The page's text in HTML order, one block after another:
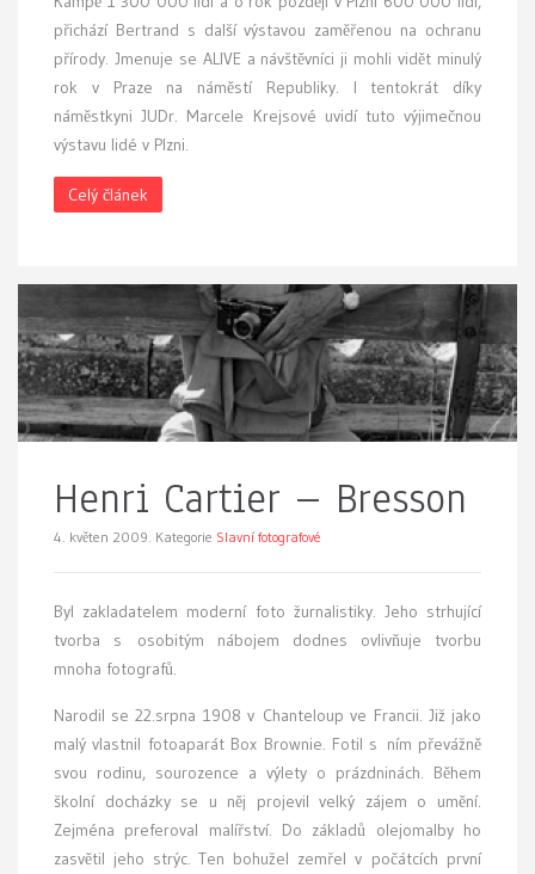
přichází Bertrand s další výstavou zaměřenou na ochranu
přírody. Jmenuje se ALIVE a návštěvníci ji mohli vidět minulý
rok v Praze na náměstí Republiky. I tentokrát díky
náměstkyni JUDr. Marcele Krejsové uvidí tuto výjimečnou
výstavu lidé v Plzni.
Celý článek
Henri Cartier – Bresson
4. květen 2009. Kategorie Slavní fotografové
Byl zakladatelem moderní foto žurnalistiky. Jeho strhující
tvorba s osobitým nábojem dodnes ovlivňuje tvorbu
mnoha fotografů.
Narodil se 22.srpna 1908 v Chanteloup ve Francii. Již jako
malý vlastnil fotoaparát Box Brownie. Fotil s ním převážně
svou rodinu, sourozence a výlety o prázdninách. Během
školní docházky se u něj projevil velký zájem o umění.
Zejména preferoval malířství. Do základů olejomalby ho
zasvětil jeho strýc. Ten bohužel zemřel v počátcích první